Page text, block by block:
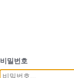
비밀번호